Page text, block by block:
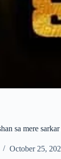
sa mere
October 25,